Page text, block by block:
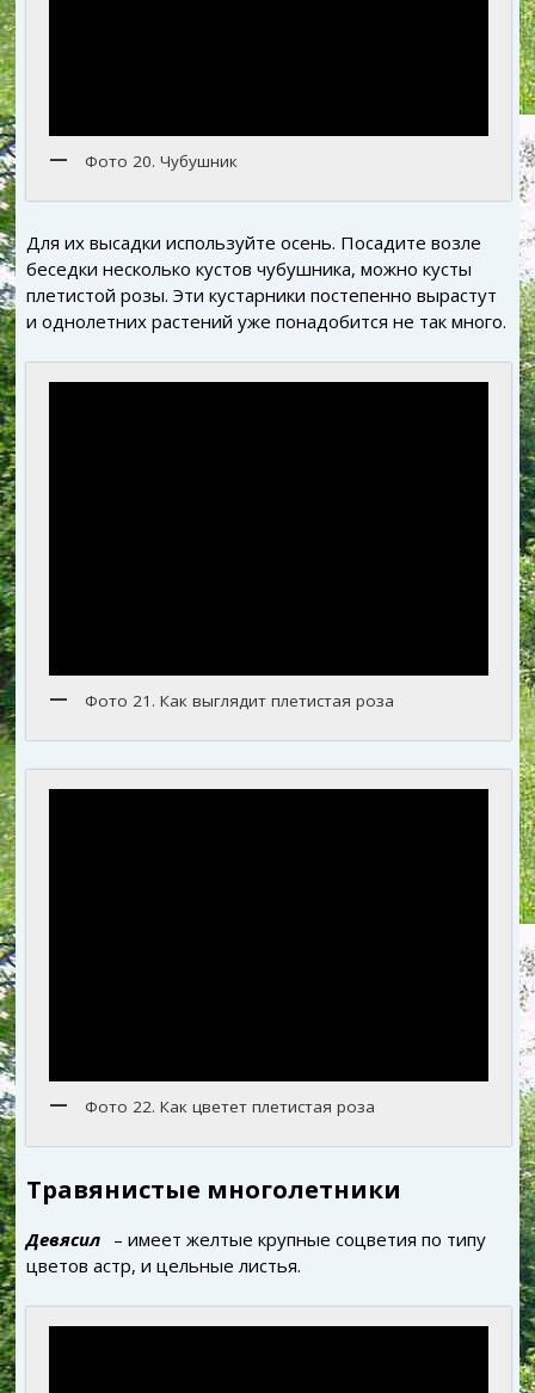
Фото 20. Чубушник
Для их высадки используйте осень. Посадите возле
беседки несколько кустов чубушника, можно кусты
плетистой розы. Эти кустарники постепенно вырастут
и однолетних растений уже понадобится не так много.
Фото 21. Как выглядит плетистая роза
Фото 22. Как цветет плетистая роза
Травянистые многолетники
Девясил
– имеет желтые крупные соцветия по типу
цветов астр, и цельные листья.